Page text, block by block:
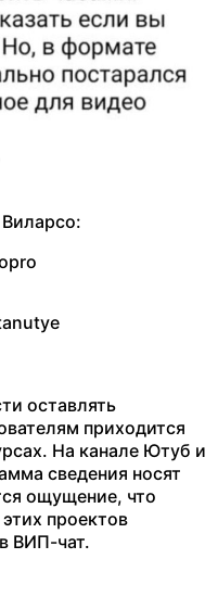
оставлять
приходится
На канале Ютуб и
сведения носят
ощущение, что
проектов
ВИП-чат.